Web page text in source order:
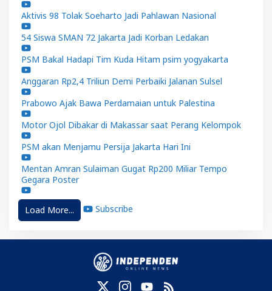
Aktivis 98 Tolak Soeharto Jadi Pahlawan Nasional
54 Siswa SMAN 72 Jakarta Jadi Korban Ledakan
PSM Bakal Hadapi Tim Kuda Hitam psim yogyakarta
Anggaran Rp2,4 Triliun Demi Perbaiki Jalanan Sulsel
Prabowo Ajak Bawa Perdamaian untuk Palestina
Motor Ojol Dibakar di Makassar saat Perang Kelompok
PSM akan Menjamu Persija Jakarta Hari Ini
Mentan Amran Sulaiman Gugat Rp200 Miliar Tempo
Gegara Poster
Load More... Subscribe